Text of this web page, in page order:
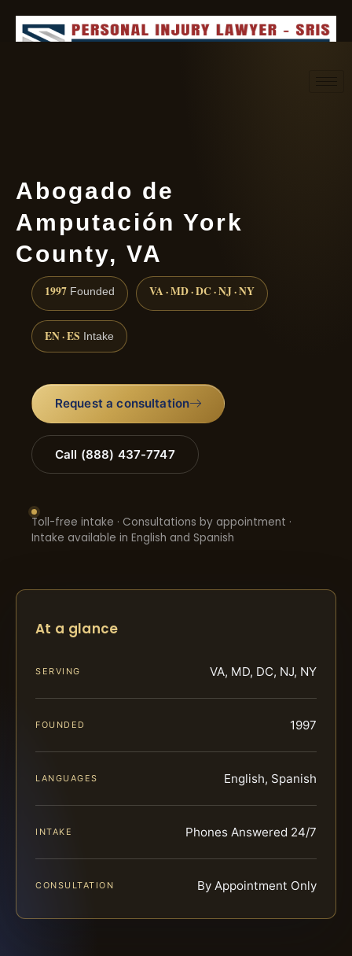
Abogado de
Amputación York
County, VA
1997 Founded VA · MD · DC · NJ · NY
EN · ES Intake
Request a consultation
Call (888) 437-7747
Toll-free intake · Consultations by appointment ·
Intake available in English and Spanish
At a glance
SERVING VA, MD, DC, NJ, NY
FOUNDED 1997
LANGUAGES English, Spanish
INTAKE Phones Answered 24/7
CONSULTATION By Appointment Only